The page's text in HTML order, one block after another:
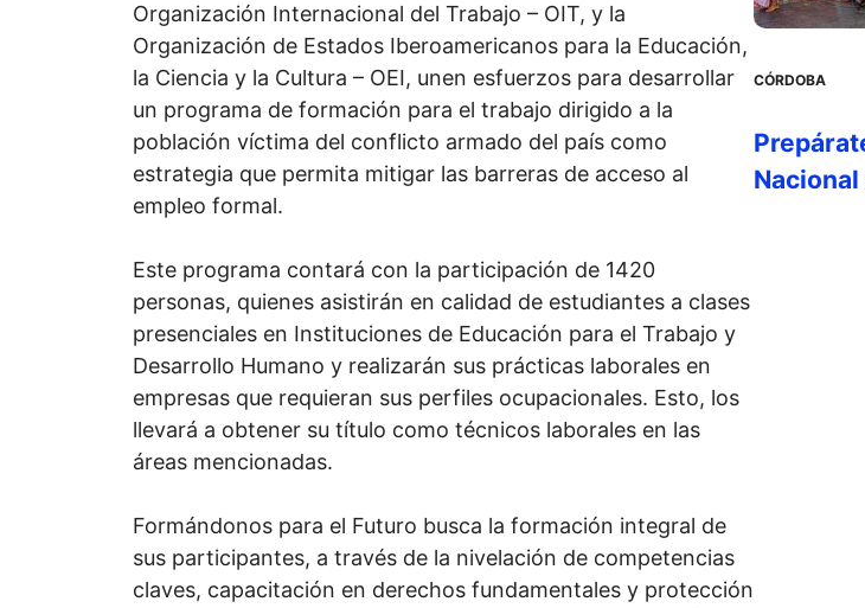
Organización Internacional del Trabajo – OIT, y la
Organización de Estados Iberoamericanos para la Educación,
la Ciencia y la Cultura – OEI, unen esfuerzos para desarrollar
un programa de formación para el trabajo dirigido a la
población víctima del conflicto armado del país como
estrategia que permita mitigar las barreras de acceso al
empleo formal.
Este programa contará con la participación de 1420
personas, quienes asistirán en calidad de estudiantes a clases
presenciales en Instituciones de Educación para el Trabajo y
Desarrollo Humano y realizarán sus prácticas laborales en
empresas que requieran sus perfiles ocupacionales. Esto, los
llevará a obtener su título como técnicos laborales en las
áreas mencionadas.
Formándonos para el Futuro busca la formación integral de
sus participantes, a través de la nivelación de competencias
claves, capacitación en derechos fundamentales y protección
CÓRDOBA